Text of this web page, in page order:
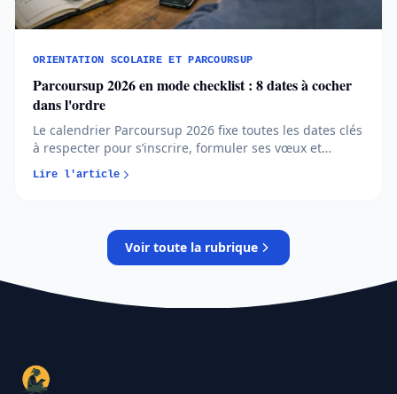
ORIENTATION SCOLAIRE ET PARCOURSUP
Parcoursup 2026 en mode checklist : 8 dates à cocher
dans l'ordre
Le calendrier Parcoursup 2026 fixe toutes les dates clés
à respecter pour s’inscrire, formuler ses vœux et
permet d’éviter les erreurs et de sécuriser son
Lire l'article
Voir toute la rubrique